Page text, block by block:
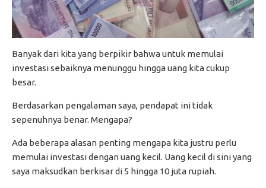
Banyak dari kita yang berpikir bahwa untuk memulai
investasi sebaiknya menunggu hingga uang kita cukup
besar.
Berdasarkan pengalaman saya, pendapat ini tidak
sepenuhnya benar. Mengapa?
Ada beberapa alasan penting mengapa kita justru perlu
memulai investasi dengan uang kecil. Uang kecil di sini yang
saya maksudkan berkisar di 5 hingga 10 juta rupiah.